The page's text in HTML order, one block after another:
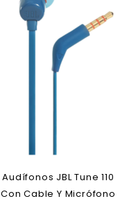
Audífonos JBL Tune 110
Con Cable Y Micrófono